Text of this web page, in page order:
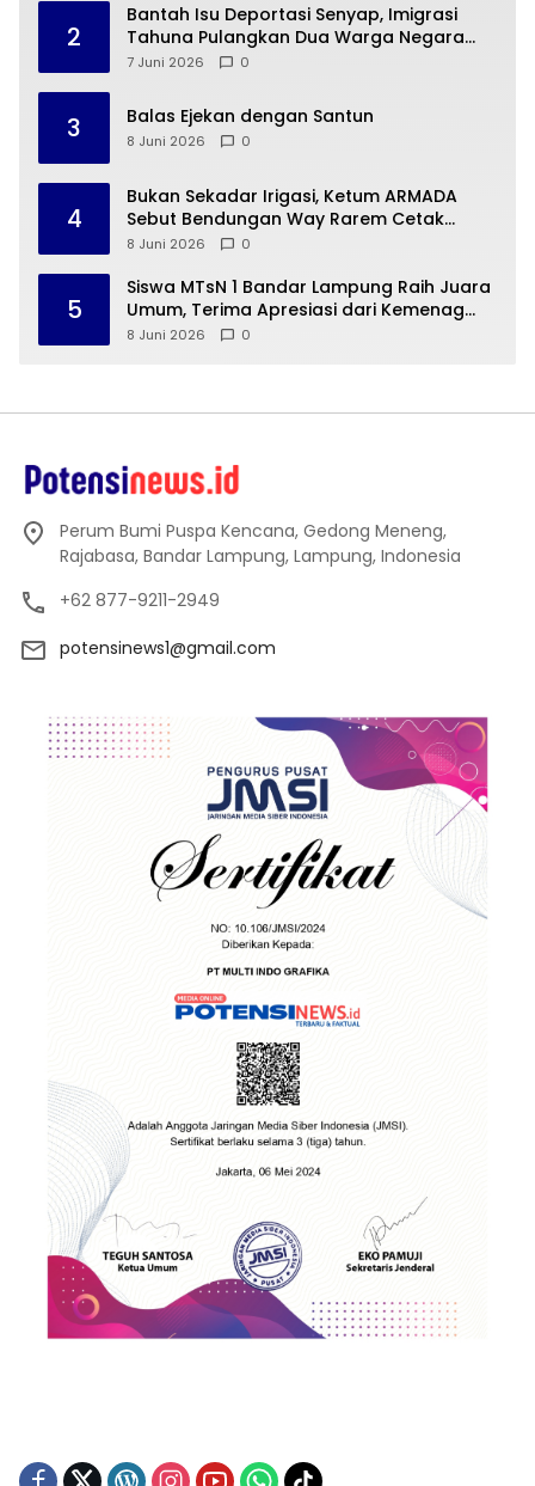
2
Bantah Isu Deportasi Senyap, Imigrasi
Tahuna Pulangkan Dua Warga Negara
Cina ke Guangzhou
7 Juni 2026 0
3 Balas Ejekan dengan Santun
8 Juni 2026 0
4
Bukan Sekadar Irigasi, Ketum ARMADA
Sebut Bendungan Way Rarem Cetak
Sejarah Peradaban Lampung
8 Juni 2026 0
5
Siswa MTsN 1 Bandar Lampung Raih Juara
Umum, Terima Apresiasi dari Kemenag
Kota Bandar Lampung
8 Juni 2026 0
Perum Bumi Puspa Kencana, Gedong Meneng,
Rajabasa, Bandar Lampung, Lampung, Indonesia
+62 877-9211-2949
potensinews1@gmail.com